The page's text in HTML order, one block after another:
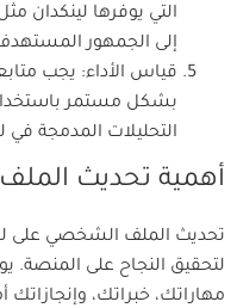
التي يوفرها لينكدان
إلى الجمهور
قياس الأداء: يجب
بشكل مستمر باستخدام
التحليلات المدمجة في
أهمية تحديث
تحديث الملف الشخصي على
لتحقيق النجاح على المنصة.
مهاراتك، خبراتك،